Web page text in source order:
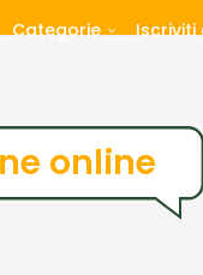
Categorie Iscriviti
online